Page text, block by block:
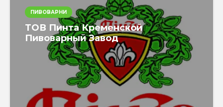
ПИВОВАРНИ
ТОВ Пинта Кременской
Пивоварный Завод